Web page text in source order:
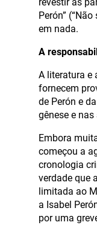
Perón”
em nada.
A
A literatura e
fornecem
de Perón e
gênese e
Embora
começou a
cronologia
verdade que
limitada ao
a Isabel
por uma